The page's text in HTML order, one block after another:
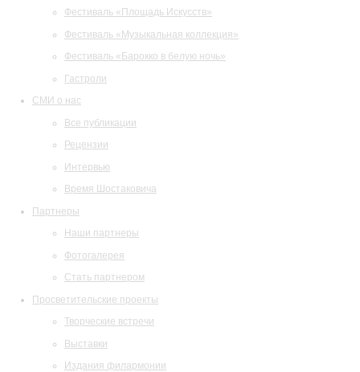
Фестиваль «Площадь Искусств»
Фестиваль «Музыкальная коллекция»
Фестиваль «Барокко в белую ночь»
Гастроли
СМИ о нас
Все публикации
Рецензии
Интервью
Время Шостаковича
Партнеры
Наши партнеры
Фотогалерея
Стать партнером
Просветительские проекты
Творческие встречи
Выставки
Издания филармонии